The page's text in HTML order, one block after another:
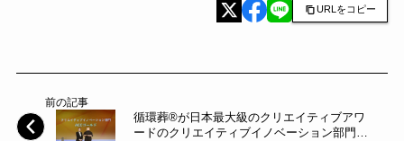
URLをコピー
前の記事
循環葬®︎が日本最大級のクリエイティブアワ
ードのクリエイティブイノベーション部門に